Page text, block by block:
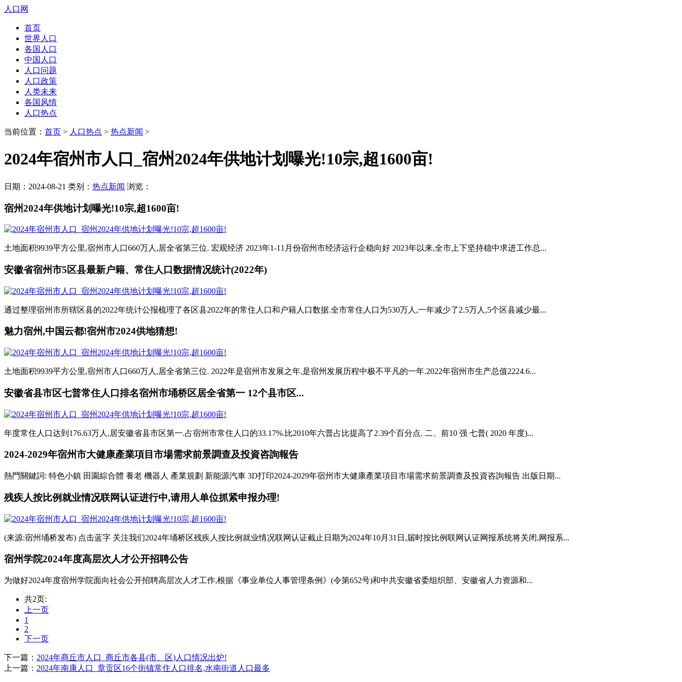
人口网
首页
世界人口
各国人口
中国人口
人口问题
人口政策
人类未来
各国风情
人口热点
当前位置： 首页 > 人口热点 > 热点新闻 >
2024年宿州市人口_宿州2024年供地计划曝光!10宗,超1600亩!
日期：2024-08-21 类别： 热点新闻 浏览：
宿州2024年供地计划曝光!10宗,超1600亩!
土地面积9939平方公里,宿州市人口660万人,居全省第三位. 宏观经济 2023年1-11月份宿州市经济运行企稳向好 2023年以来,全市上下坚持稳中求进工作总...
安徽省宿州市5区县最新户籍、常住人口数据情况统计(2022年)
通过整理宿州市所辖区县的2022年统计公报梳理了各区县2022年的常住人口和户籍人口数据.全市常住人口为530万人,一年减少了2.5万人,5个区县减少最...
魅力宿州,中国云都!宿州市2024供地猜想!
土地面积9939平方公里,宿州市人口660万人,居全省第三位. 2022年是宿州市发展之年,是宿州发展历程中极不平凡的一年.2022年宿州市生产总值2224.6...
安徽省县市区七普常住人口排名宿州市埇桥区居全省第一 12个县市区...
年度常住人口达到176.63万人,居安徽省县市区第一.占宿州市常住人口的33.17%.比2010年六普占比提高了2.39个百分点. 二、前10 强 七普( 2020 年度)...
2024-2029年宿州市大健康產業項目市場需求前景調查及投資咨詢報告
熱門關鍵詞: 特色小鎮 田園綜合體 養老 機器人 產業規劃 新能源汽車 3D打印2024-2029年宿州市大健康產業項目市場需求前景調查及投資咨詢報告 出版日期...
残疾人按比例就业情况联网认证进行中,请用人单位抓紧申报办理!
(来源:宿州埇桥发布) 点击蓝字 关注我们2024年埇桥区残疾人按比例就业情况联网认证截止日期为2024年10月31日,届时按比例联网认证网报系统将关闭,网报系...
宿州学院2024年度高层次人才公开招聘公告
为做好2024年度宿州学院面向社会公开招聘高层次人才工作,根据《事业单位人事管理条例》(令第652号)和中共安徽省委组织部、安徽省人力资源和...
共2页:
上一页
1
2
下一页
下一篇： 2024年商丘市人口_商丘市各县(市、区)人口情况出炉!
上一篇： 2024年南康人口_章贡区16个街镇常住人口排名,水南街道人口最多